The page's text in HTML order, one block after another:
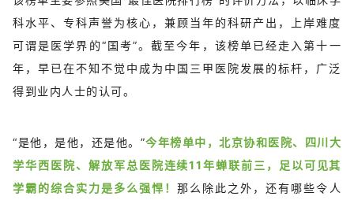
科水平、专科声誉为核心，兼顾当年的科研产出，上岸难度
可谓是医学界的“国考”。截至今年，该榜单已经走入第十一
年，早已在不知不觉中成为中国三甲医院发展的标杆，广泛
得到业内人士的认可。
“是他，是他，还是他。”今年榜单中，北京协和医院、四川大
学华西医院、解放军总医院连续11年蝉联前三，足以可见其
学霸的综合实力是多么强悍！那么除此之外，还有哪些令人